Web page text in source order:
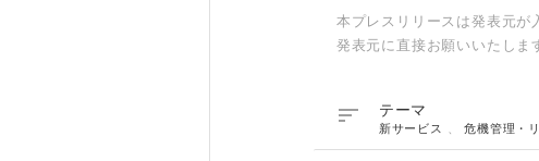
本プレスリリースは発表元が
発表元に直接お願いいたしま
 テーマ
新サービス 、危機管理・